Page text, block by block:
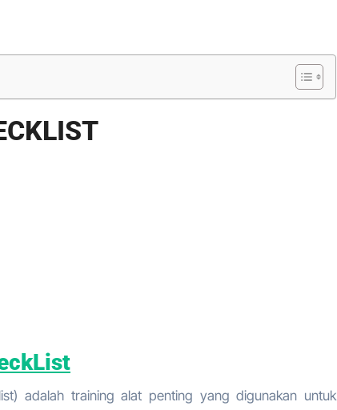
adalah training alat penting yang digunakan untuk